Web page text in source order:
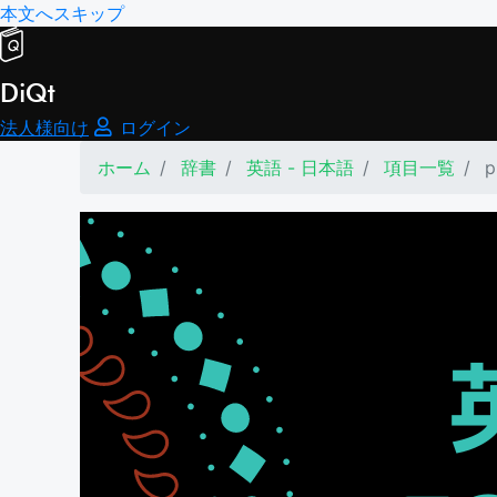
本文へスキップ
DiQt
法人様向け
ログイン
ホーム
辞書 英語 - 日本語 項目一覧